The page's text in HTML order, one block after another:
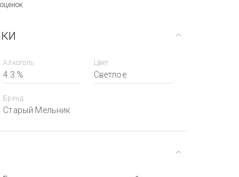
Алкоголь
4.3 %
Цвет
Светлое
Бренд
Старый Мельник